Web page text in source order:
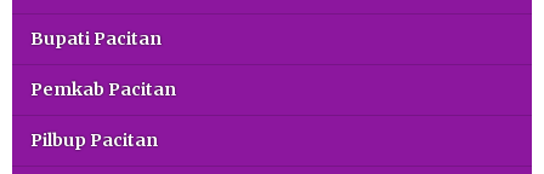
Bupati Pacitan
Pemkab Pacitan
Pilbup Pacitan